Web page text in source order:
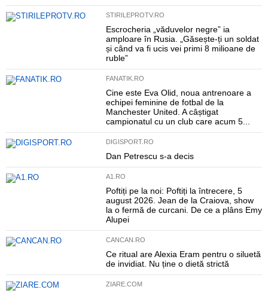
STIRILEPROTV.RO
Escrocheria „văduvelor negre” ia
amploare în Rusia. „Găsește-ți un soldat
și când va fi ucis vei primi 8 milioane de
ruble”
FANATIK.RO
Cine este Eva Olid, noua antrenoare a
echipei feminine de fotbal de la
Manchester United. A câștigat
campionatul cu un club care acum 5...
DIGISPORT.RO
Dan Petrescu s-a decis
A1.RO
Poftiți pe la noi: Poftiți la întrecere, 5
august 2026. Jean de la Craiova, show
la o fermă de curcani. De ce a plâns Emy
Alupei
CANCAN.RO
Ce ritual are Alexia Eram pentru o siluetă
de invidiat. Nu ține o dietă strictă
ZIARE.COM